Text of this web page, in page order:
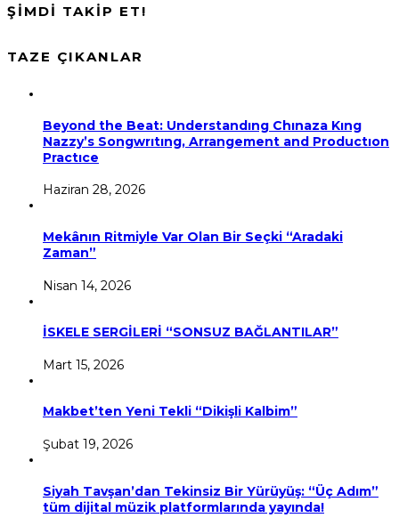
ŞİMDİ TAKİP ET!
TAZE ÇIKANLAR
Beyond the Beat: Understandıng Chınaza Kıng
Nazzy’s Songwrıtıng, Arrangement and Productıon
Practıce
Haziran 28, 2026
Mekânın Ritmiyle Var Olan Bir Seçki “Aradaki
Zaman”
Nisan 14, 2026
İSKELE SERGİLERİ “SONSUZ BAĞLANTILAR”
Mart 15, 2026
Makbet’ten Yeni Tekli “Dikişli Kalbim”
Şubat 19, 2026
Siyah Tavşan’dan Tekinsiz Bir Yürüyüş: “Üç Adım”
tüm dijital müzik platformlarında yayında!